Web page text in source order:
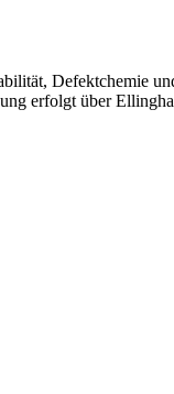
Defektchemie
erfolgt über